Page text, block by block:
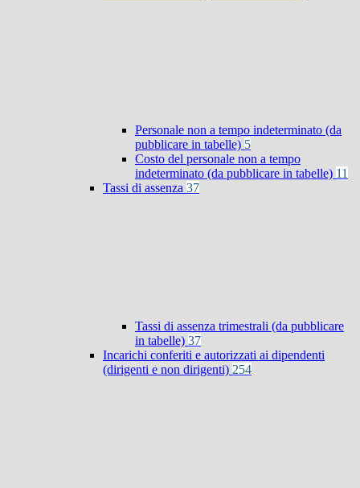
Personale non a tempo indeterminato (da
pubblicare in tabelle) 5
Costo del personale non a tempo
indeterminato (da pubblicare in tabelle) 11
Tassi di assenza 37
Tassi di assenza trimestrali (da pubblicare
in tabelle) 37
Incarichi conferiti e autorizzati ai dipendenti
(dirigenti e non dirigenti) 254